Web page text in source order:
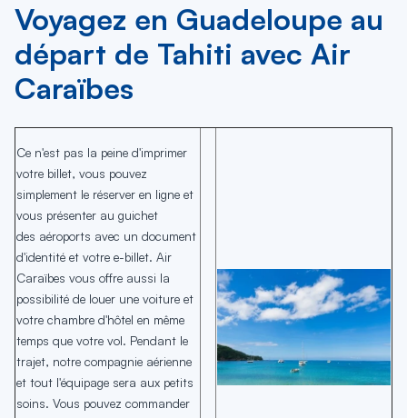
Voyagez en Guadeloupe au
départ de Tahiti avec Air
Caraïbes
Ce n'est pas la peine d'imprimer
votre billet, vous pouvez
simplement le réserver en ligne et
vous présenter au guichet
des aéroports avec un document
d'identité et votre e-billet. Air
Caraïbes vous offre aussi la
possibilité de louer une voiture et
votre chambre d'hôtel en même
temps que votre vol. Pendant le
trajet, notre compagnie aérienne
et tout l'équipage sera aux petits
soins. Vous pouvez commander